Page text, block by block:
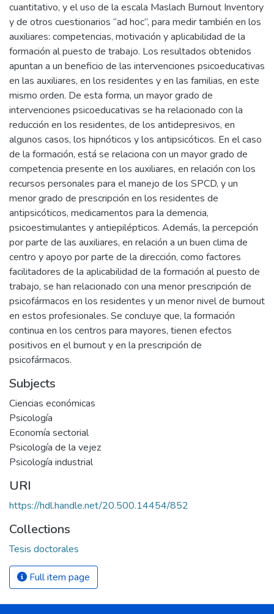
cuantitativo, y el uso de la escala Maslach Burnout Inventory
y de otros cuestionarios “ad hoc”, para medir también en los
auxiliares: competencias, motivación y aplicabilidad de la
formación al puesto de trabajo. Los resultados obtenidos
apuntan a un beneficio de las intervenciones psicoeducativas
en las auxiliares, en los residentes y en las familias, en este
mismo orden. De esta forma, un mayor grado de
intervenciones psicoeducativas se ha relacionado con la
reducción en los residentes, de los antidepresivos, en
algunos casos, los hipnóticos y los antipsicóticos. En el caso
de la formación, está se relaciona con un mayor grado de
competencia presente en los auxiliares, en relación con los
recursos personales para el manejo de los SPCD, y un
menor grado de prescripción en los residentes de
antipsicóticos, medicamentos para la demencia,
psicoestimulantes y antiepilépticos. Además, la percepción
por parte de las auxiliares, en relación a un buen clima de
centro y apoyo por parte de la dirección, como factores
facilitadores de la aplicabilidad de la formación al puesto de
trabajo, se han relacionado con una menor prescripción de
psicofármacos en los residentes y un menor nivel de burnout
en estos profesionales. Se concluye que, la formación
continua en los centros para mayores, tienen efectos
positivos en el burnout y en la prescripción de
psicofármacos.
Subjects
Ciencias económicas
Psicología
Economía sectorial
Psicología de la vejez
Psicología industrial
URI
https://hdl.handle.net/20.500.14454/852
Collections
Tesis doctorales
Full item page